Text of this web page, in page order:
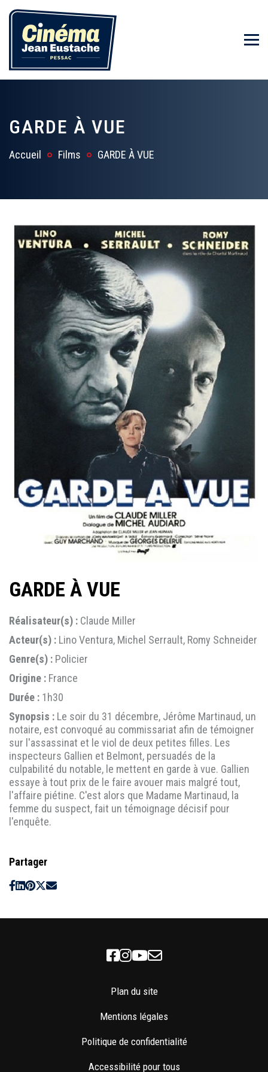
GARDE À VUE
Accueil Films GARDE À VUE
GARDE À VUE
Réalisateur(s) : Claude Miller
Acteur(s) : Lino Ventura, Michel Serrault, Romy Schneider
Genre(s) : Policier
Origine : France
Durée : 1h30
Synopsis : Le soir du 31 décembre, Jérôme Martinaud, un
notaire, est convoqué au commissariat afin de témoigner
sur l'assassinat et le viol de deux petites filles. Les
inspecteurs Gallien et Belmont, persuadés de la
culpabilité du notable, le mettent en garde à vue. Gallien
essaye à tout prix de le faire avouer mais malgré tout,
l'affaire piétine. C'est alors que Madame Martinaud, la
femme du suspect, fait un témoignage décisif pour
l'enquête.
Partager
Facebook
Instagram
Youtube
Newsletter
Plan du site
Mentions légales
Politique de confidentialité
Accessibilité pour tous